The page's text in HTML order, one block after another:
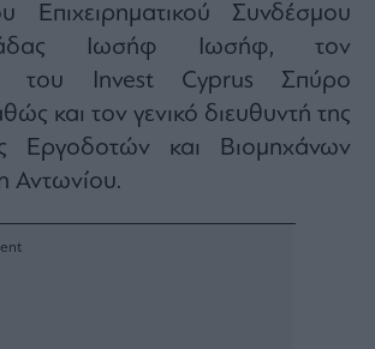
Επιχειρηματικού Συνδέσμου
Ιωσήφ Ιωσήφ, τον
του Invest Cyprus Σπύρο
και τον γενικό διευθυντή της
Εργοδοτών και Βιομηχάνων
Αντωνίου.